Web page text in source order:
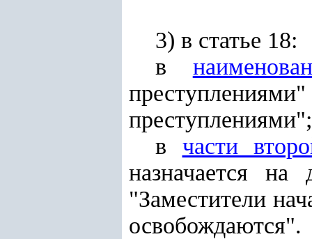
3) в статье 18:
в
преступлениями";
в части
назначается на
"Заместители
освобождаются".